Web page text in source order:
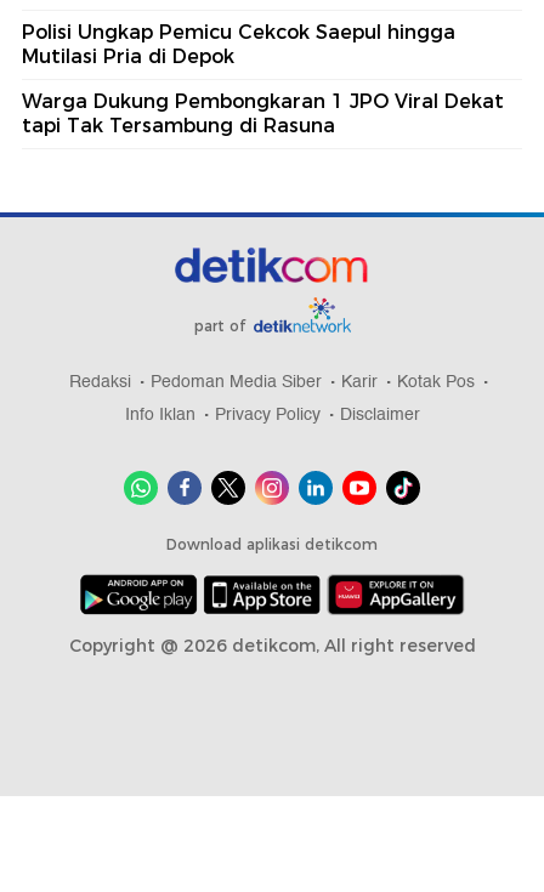
Polisi Ungkap Pemicu Cekcok Saepul hingga
Mutilasi Pria di Depok
Warga Dukung Pembongkaran 1 JPO Viral Dekat
tapi Tak Tersambung di Rasuna
part of
Redaksi Pedoman Media Siber Karir
Kotak Pos
Info Iklan
Privacy Policy Disclaimer
Download aplikasi detikcom
Copyright @ 2026 detikcom, All right reserved